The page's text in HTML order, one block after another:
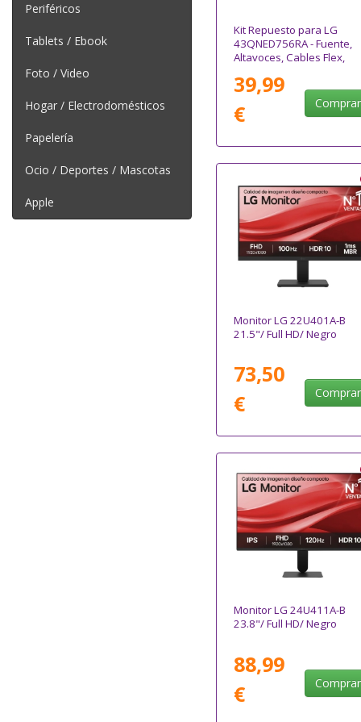
Periféricos
Tablets / Ebook
Foto / Video
Hogar / Electrodomésticos
Papelería
Ocio / Deportes / Mascotas
Apple
Kit Repuesto para LG
43QNED756RA - Fuente,
Altavoces, Cables Flex,
39,99
€
Comprar
Monitor LG 22U401A-B
21.5"/ Full HD/ Negro
73,50
€
Comprar
Monitor LG 24U411A-B
23.8"/ Full HD/ Negro
88,99
€
Comprar